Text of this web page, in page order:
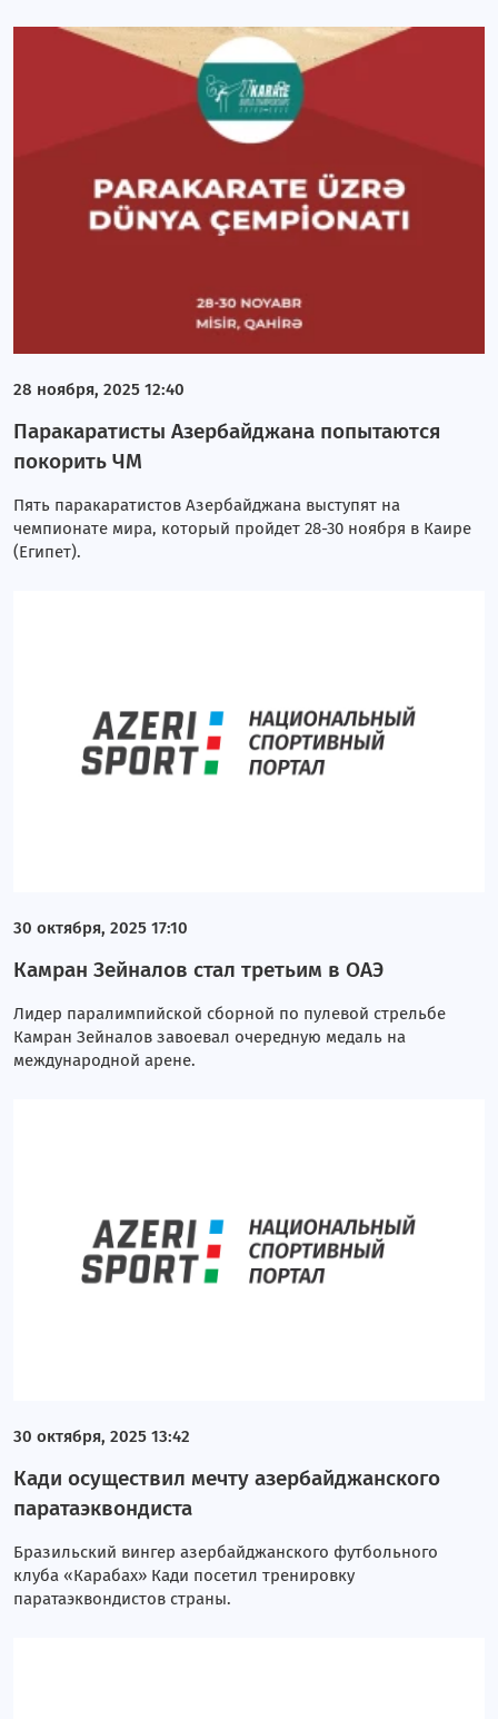
28 ноября, 2025 12:40
Паракаратисты Азербайджана попытаются
покорить ЧМ
Пять паракаратистов Азербайджана выступят на
чемпионате мира, который пройдет 28-30 ноября в Каире
(Египет).
30 октября, 2025 17:10
Камран Зейналов стал третьим в ОАЭ
Лидер паралимпийской сборной по пулевой стрельбе
Камран Зейналов завоевал очередную медаль на
международной арене.
30 октября, 2025 13:42
Кади осуществил мечту азербайджанского
паратаэквондиста
Бразильский вингер азербайджанского футбольного
клуба «Карабах» Кади посетил тренировку
паратаэквондистов страны.